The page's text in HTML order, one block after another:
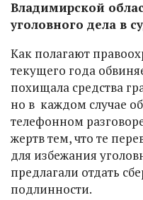
Владимирской
уголовного дела в
Как полагают
текущего года
похищала средства
но в каждом случае
телефонном
жертв тем, что те
для избежания
предлагали отдать
подлинности.